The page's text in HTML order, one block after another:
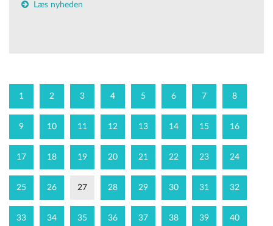
Læs nyheden
1 2 3 4 5 6 7 8
9 10 11 12 13 14 15 16
17 18 19 20 21 22 23 24
25 26 27 28 29 30 31 32
33 34 35 36 37 38 39 40